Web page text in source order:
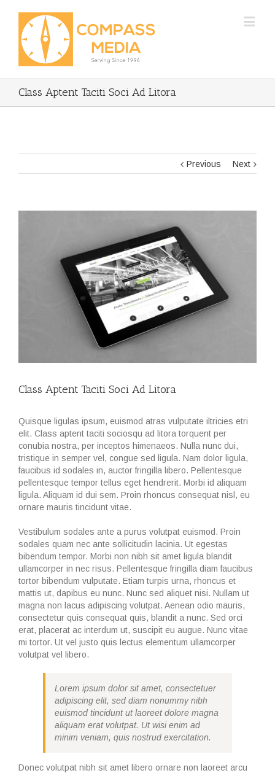
Class Aptent Taciti Soci Ad Litora
Previous Next
Class Aptent Taciti Soci Ad Litora
Quisque ligulas ipsum, euismod atras vulputate iltricies etri
elit. Class aptent taciti sociosqu ad litora torquent per
conubia nostra, per inceptos himenaeos. Nulla nunc dui,
tristique in semper vel, congue sed ligula. Nam dolor ligula,
faucibus id sodales in, auctor fringilla libero. Pellentesque
pellentesque tempor tellus eget hendrerit. Morbi id aliquam
ligula. Aliquam id dui sem. Proin rhoncus consequat nisl, eu
ornare mauris tincidunt vitae.
Vestibulum sodales ante a purus volutpat euismod. Proin
sodales quam nec ante sollicitudin lacinia. Ut egestas
bibendum tempor. Morbi non nibh sit amet ligula blandit
ullamcorper in nec risus. Pellentesque fringilla diam faucibus
tortor bibendum vulputate. Etiam turpis urna, rhoncus et
mattis ut, dapibus eu nunc. Nunc sed aliquet nisi. Nullam ut
magna non lacus adipiscing volutpat. Aenean odio mauris,
consectetur quis consequat quis, blandit a nunc. Sed orci
erat, placerat ac interdum ut, suscipit eu augue. Nunc vitae
mi tortor. Ut vel justo quis lectus elementum ullamcorper
volutpat vel libero.
Lorem ipsum dolor sit amet, consectetuer
adipiscing elit, sed diam nonummy nibh
euismod tincidunt ut laoreet dolore magna
aliquam erat volutpat. Ut wisi enim ad
minim veniam, quis nostrud exercitation.
Donec volutpat nibh sit amet libero ornare non laoreet arcu